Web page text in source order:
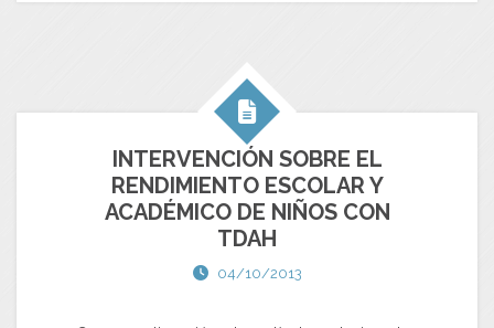
INTERVENCIÓN SOBRE EL
RENDIMIENTO ESCOLAR Y
ACADÉMICO DE NIÑOS CON
TDAH
04/10/2013